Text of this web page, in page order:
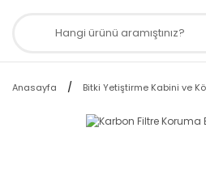
Anasayfa Bitki Yetiştirme Kabini ve